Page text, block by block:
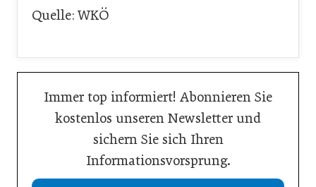
Quelle: WKÖ
Immer top informiert! Abonnieren Sie
kostenlos unseren Newsletter und
sichern Sie sich Ihren
Informationsvorsprung.